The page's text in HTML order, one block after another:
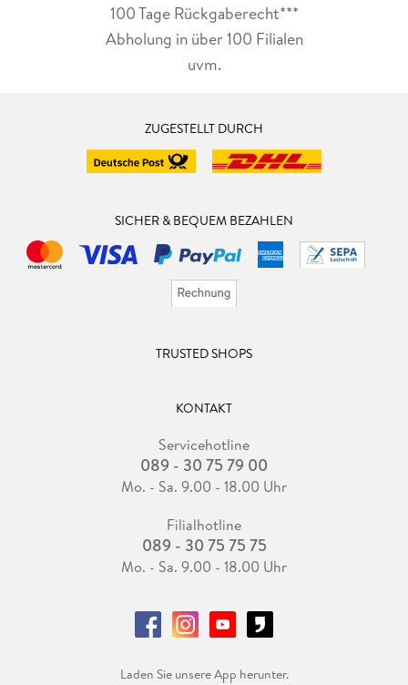
100 Tage Rückgaberecht***
Abholung in über 100 Filialen
uvm.
ZUGESTELLT DURCH
SICHER & BEQUEM BEZAHLEN
TRUSTED SHOPS
KONTAKT
Servicehotline
089 - 30 75 79 00
Mo. - Sa. 9.00 - 18.00 Uhr
Filialhotline
089 - 30 75 75 75
Mo. - Sa. 9.00 - 18.00 Uhr
Laden Sie unsere App herunter.